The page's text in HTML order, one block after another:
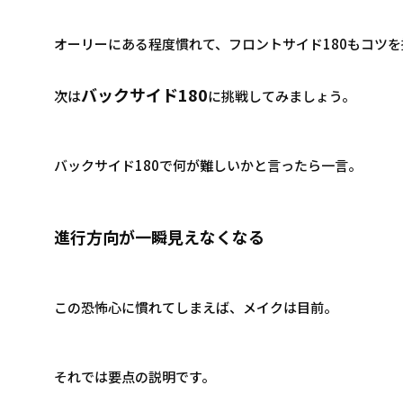
オーリーにある程度慣れて、フロントサイド180もコツ
次はバックサイド180に挑戦してみましょう。
バックサイド180で何が難しいかと言ったら一言。
進行方向が一瞬見えなくなる
この恐怖心に慣れてしまえば、メイクは目前。
それでは要点の説明です。